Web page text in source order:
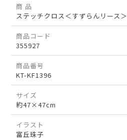
商 品
ステッチクロス＜すずらんリース＞
商品コード
355927
商品番号
KT-KF1396
サイズ
約47×47cm
イラスト
富丘珠子